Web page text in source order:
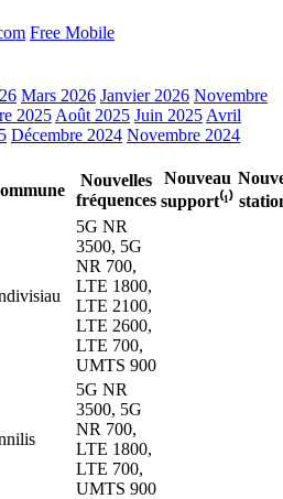
Free Mobile
Mars 2026 Janvier 2026 Novembre
2025 Août 2025 Juin 2025 Avril
Décembre 2024 Novembre 2024
Nouvelles
fréquences
Nouveau
support⁽¹⁾
5G NR
3500, 5G
NR 700,
LTE 1800,
LTE 2100,
LTE 2600,
LTE 700,
UMTS 900
5G NR
3500, 5G
NR 700,
LTE 1800,
LTE 700,
UMTS 900